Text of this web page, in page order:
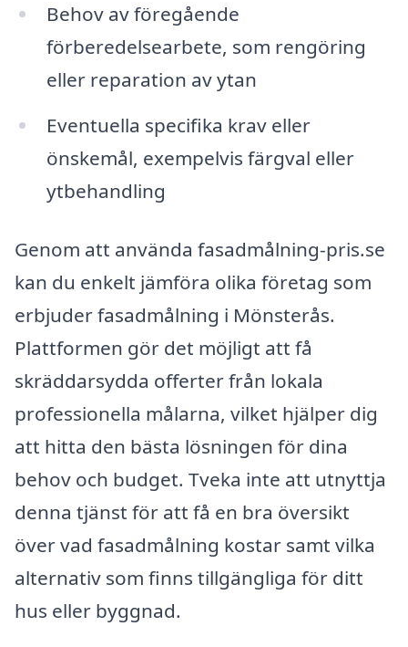
Behov av föregående
förberedelsearbete, som rengöring
eller reparation av ytan
Eventuella specifika krav eller
önskemål, exempelvis färgval eller
ytbehandling
Genom att använda fasadmålning-pris.se
kan du enkelt jämföra olika företag som
erbjuder fasadmålning i Mönsterås.
Plattformen gör det möjligt att få
skräddarsydda offerter från lokala
professionella målarna, vilket hjälper dig
att hitta den bästa lösningen för dina
behov och budget. Tveka inte att utnyttja
denna tjänst för att få en bra översikt
över vad fasadmålning kostar samt vilka
alternativ som finns tillgängliga för ditt
hus eller byggnad.